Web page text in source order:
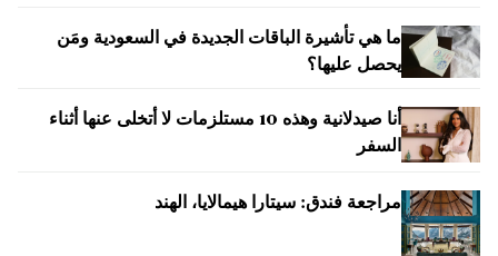
ما هي تأشيرة الباقات الجديدة في السعودية ومَن
يحصل عليها؟
أنا صيدلانية وهذه 10 مستلزمات لا أتخلى عنها أثناء
السفر
مراجعة فندق: سيتارا هيمالايا، الهند